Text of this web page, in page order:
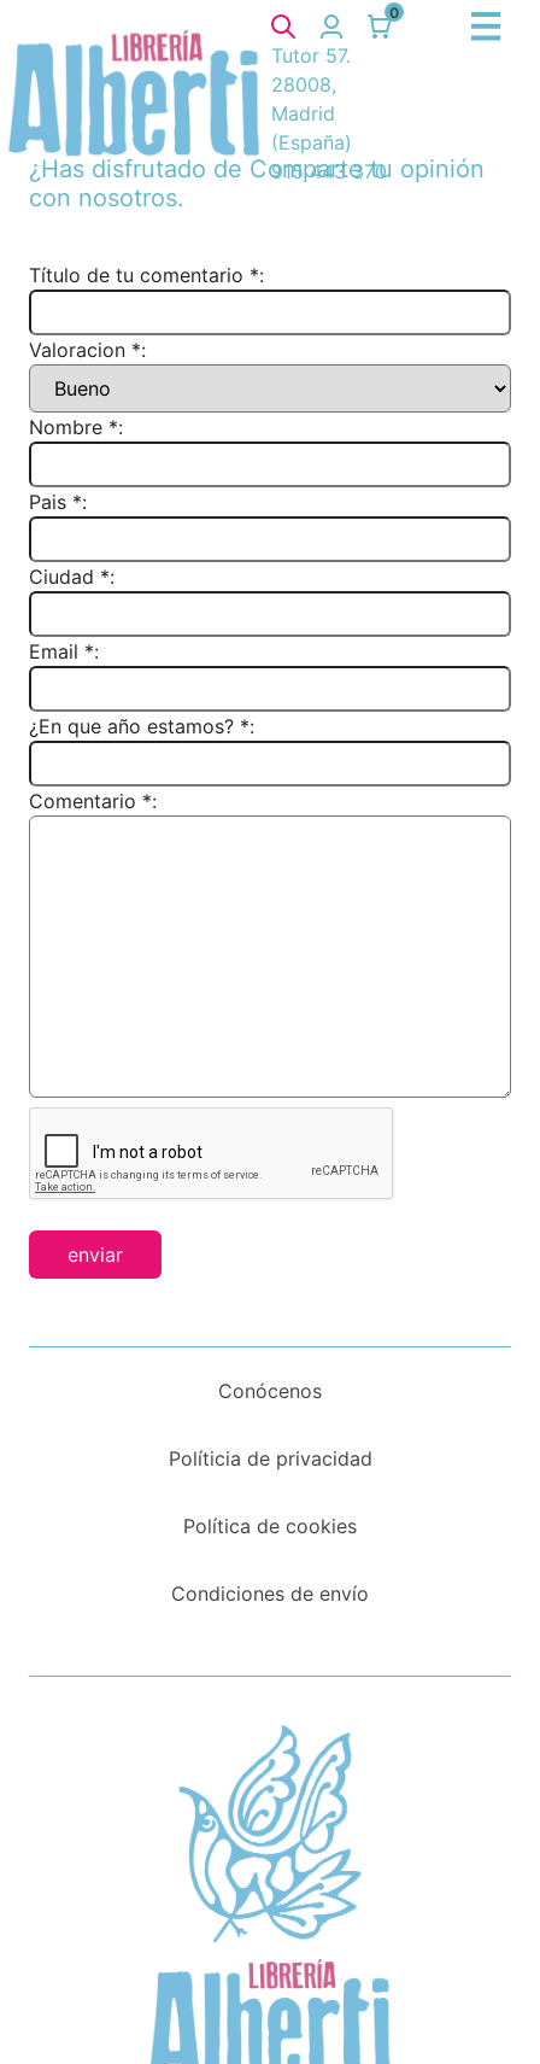
0
Tutor 57.
28008,
Madrid
(España)
915 443 370
¿Has disfrutado de Comparte tu opinión
con nosotros.
Título de tu comentario *:
Valoracion *:
Nombre *:
Pais *:
Ciudad *:
Email *:
¿En que año estamos? *:
Comentario *:
enviar
Conócenos
Políticia de privacidad
Política de cookies
Condiciones de envío